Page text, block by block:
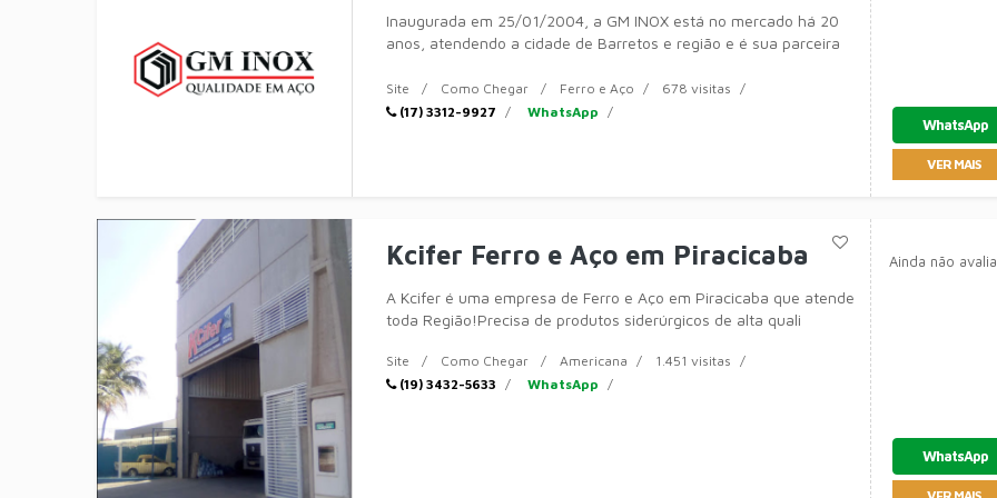
Inaugurada em 25/01/2004, a GM INOX está no mercado há 20
anos, atendendo a cidade de Barretos e região e é sua parceira
Site Como Chegar Ferro e Aço
678 visitas
(17) 3312-9927
WhatsApp
WhatsApp
VER MAIS
Kcifer Ferro e Aço em Piracicaba
A Kcifer é uma empresa de Ferro e Aço em Piracicaba que atende
toda Região!Precisa de produtos siderúrgicos de alta quali
Site Como Chegar Americana
1.451 visitas
(19) 3432-5633
WhatsApp
Ainda não
WhatsApp